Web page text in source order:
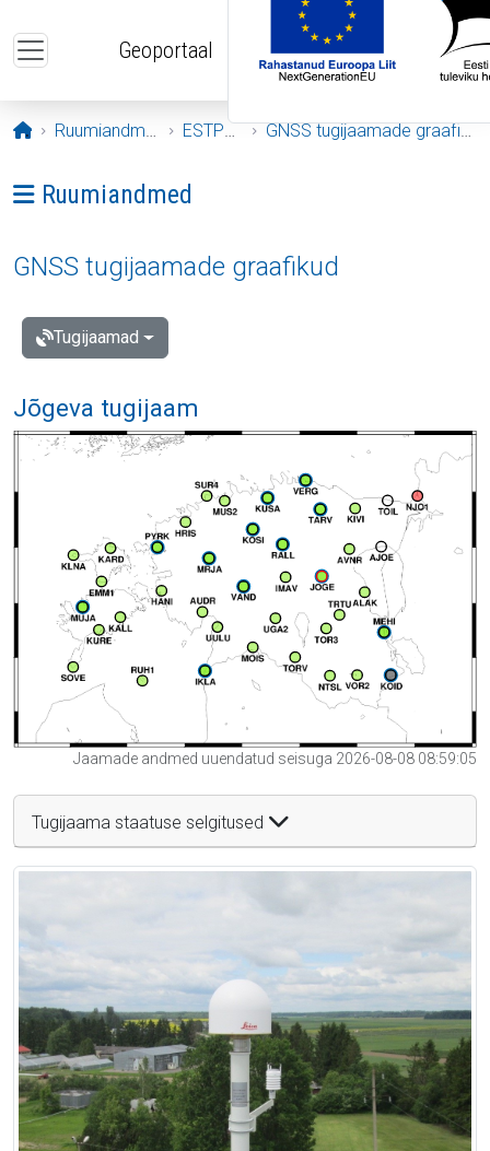
Geoportaal
Avaleht
Ruumiandmed ESTPOS GNSS tugijaamade graafikud
Ava menüü: Ruumiandmed
Ruumiandmed
GNSS tugijaamade graafikud
Tugijaamad
Jõgeva tugijaam
Jaamade andmed uuendatud seisuga 2026-08-08 08:59:05
Tugijaama staatuse selgitused